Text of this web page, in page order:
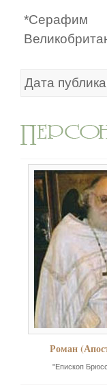
*Серафим
Дата
Роман
"Епископ